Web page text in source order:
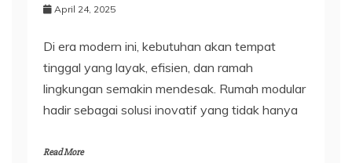
April 24, 2025
Di era modern ini, kebutuhan akan tempat
tinggal yang layak, efisien, dan ramah
lingkungan semakin mendesak. Rumah modular
hadir sebagai solusi inovatif yang tidak hanya
Read More